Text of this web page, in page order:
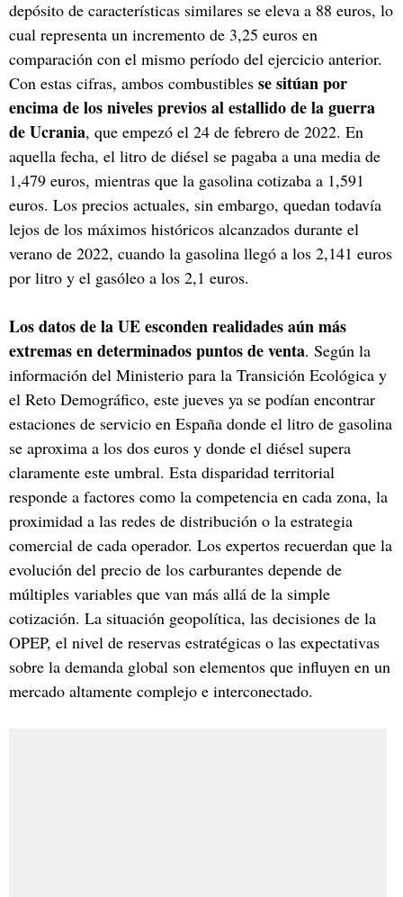
depósito de características similares se eleva a 88 euros, lo
cual representa un incremento de 3,25 euros en
comparación con el mismo período del ejercicio anterior.
Con estas cifras, ambos combustibles se sitúan por
encima de los niveles previos al estallido de la guerra
de Ucrania, que empezó el 24 de febrero de 2022. En
aquella fecha, el litro de diésel se pagaba a una media de
1,479 euros, mientras que la gasolina cotizaba a 1,591
euros. Los precios actuales, sin embargo, quedan todavía
lejos de los máximos históricos alcanzados durante el
verano de 2022, cuando la gasolina llegó a los 2,141 euros
por litro y el gasóleo a los 2,1 euros.
Los datos de la UE esconden realidades aún más
extremas en determinados puntos de venta. Según la
información del Ministerio para la Transición Ecológica y
el Reto Demográfico, este jueves ya se podían encontrar
estaciones de servicio en España donde el litro de gasolina
se aproxima a los dos euros y donde el diésel supera
claramente este umbral. Esta disparidad territorial
responde a factores como la competencia en cada zona, la
proximidad a las redes de distribución o la estrategia
comercial de cada operador. Los expertos recuerdan que la
evolución del precio de los carburantes depende de
múltiples variables que van más allá de la simple
cotización. La situación geopolítica, las decisiones de la
OPEP, el nivel de reservas estratégicas o las expectativas
sobre la demanda global son elementos que influyen en un
mercado altamente complejo e interconectado.